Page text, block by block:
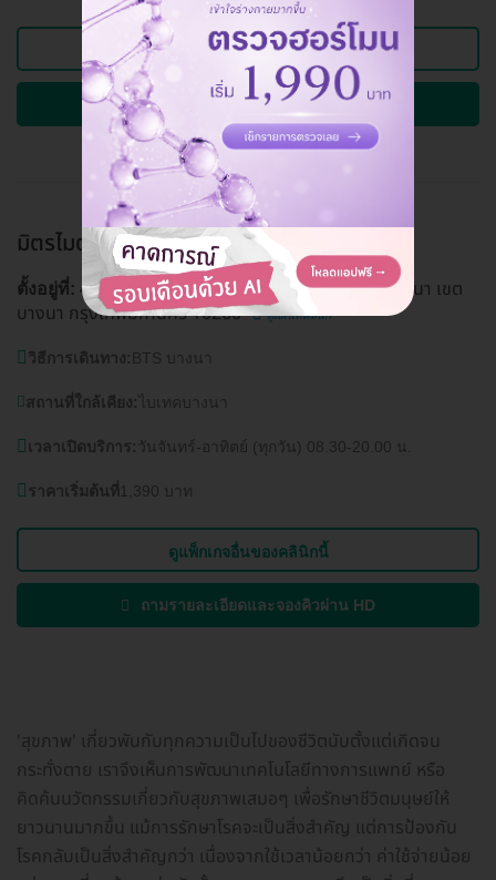
ดูแพ็กเกจอื่นของคลินิกนี้
ถามรายละเอียดและจองคิวผ่าน HD
มิตรไมตรี สาขาลาซาล บางนา, กรุงเทพ
ตั้งอยู่ที่: 454 456 458 ซ. ลาซาล 22 ถ. ลาซาล แขวงบางนา เขต
บางนา กรุงเทพมหานคร 10260
ดูแผนที่คลินิก
วิธีการเดินทาง: BTS บางนา
สถานที่ใกล้เคียง: ไบเทคบางนา
เวลาเปิดบริการ: วันจันทร์-อาทิตย์ (ทุกวัน) 08.30-20.00 น.
ราคาเริ่มต้นที่ 1,390 บาท
ดูแพ็กเกจอื่นของคลินิกนี้
ถามรายละเอียดและจองคิวผ่าน HD
'สุขภาพ' เกี่ยวพันกับทุกความเป็นไปของชีวิตนับตั้งแต่เกิดจน
กระทั่งตาย เราจึงเห็นการพัฒนาเทคโนโลยีทางการแพทย์ หรือ
คิดค้นนวัตกรรมเกี่ยวกับสุขภาพเสมอๆ เพื่อรักษาชีวิตมนุษย์ให้
ยาวนานมากขึ้น แม้การรักษาโรคจะเป็นสิ่งสำคัญ แต่การป้องกัน
โรคกลับเป็นสิ่งสำคัญกว่า เนื่องจากใช้เวลาน้อยกว่า ค่าใช้จ่ายน้อย